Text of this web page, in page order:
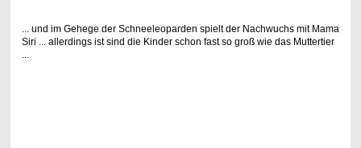
... und im Gehege der Schneeleoparden spielt der Nachwuchs mit Mama
Siri ... allerdings ist sind die Kinder schon fast so groß wie das Muttertier
...